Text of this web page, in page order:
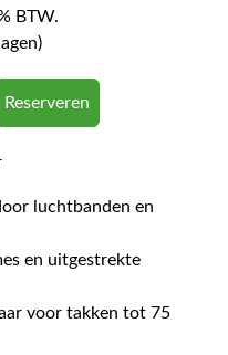
BTW.
Reserveren
luchtbanden en
en uitgestrekte
voor takken tot 75